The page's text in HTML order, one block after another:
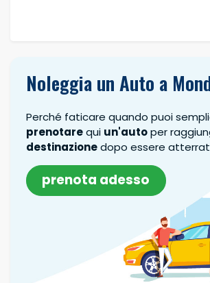
Noleggia un Auto a
Perché faticare quando puoi
prenotarequi un'autoper
destinazionedopo essere
prenota adesso